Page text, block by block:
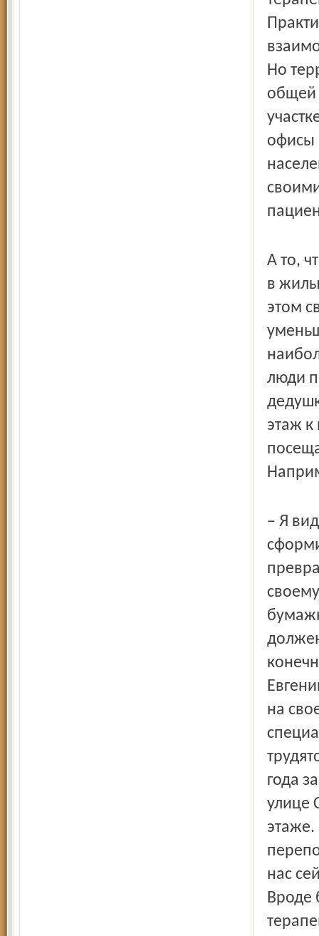
Но
общей
офисы
А то,
в
этом
люди
этаж к
– Я
на
года
улице
этаже.
нас
Вроде